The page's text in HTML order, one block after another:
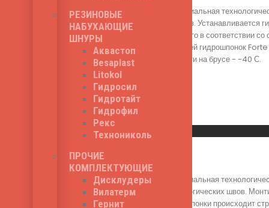
РЕЗИНОВЫЕ
НАБУХАЮЩИЕ
ШНУРЫ
Аквастоп
Besaplast
Litokol
Гидросил
Гидротайт
Гидрофил
Рекс
Технониколь
ПРОЧИЕ
КОМПЛЕКТУЮЩИЕ
Дисклудеры
Вилатерм
Гернит
Зика Forte-24 - специальная
технологических швов. Устанавливается
осуществляется строго в соответствии
России. Серия моделей гидрошпонок
температура хрупкости на брусе - -40 С.
1,550
Read More
Быстрый просмотр
Зика Forte-32 - специальная
герметизации технологических швов.
гидроизоляционной шпонки происходит